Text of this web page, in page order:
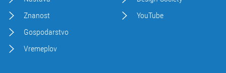
Znanost
Gospodarstvo
Vremeplov
YouTube